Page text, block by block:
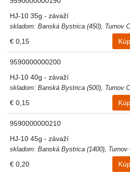
HJ-10 35g - závaží
skladom: Banská Bystrica (450), Turnov
€ 0,15
9590000000200
HJ-10 40g - závaží
skladom: Banská Bystrica (500), Turnov
€ 0,15
9590000000210
HJ-10 45g - závaží
skladom: Banská Bystrica (1400), Turnov
€ 0,20